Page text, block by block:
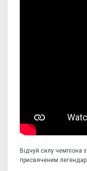
Відчуй силу чемпіона
присвяченим